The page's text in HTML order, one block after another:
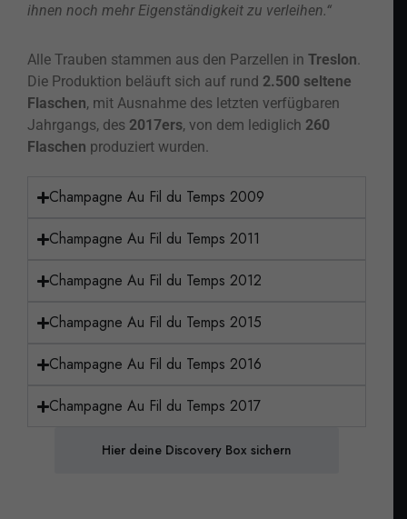
ihnen noch mehr Eigenständigkeit zu verleihen.“
Alle Trauben stammen aus den Parzellen in Treslon.
Die Produktion beläuft sich auf rund 2.500 seltene
Flaschen, mit Ausnahme des letzten verfügbaren
Jahrgangs, des 2017ers, von dem lediglich 260
Flaschen produziert wurden.
Champagne Au Fil du Temps 2009
Champagne Au Fil du Temps 2011
Champagne Au Fil du Temps 2012
Champagne Au Fil du Temps 2015
Champagne Au Fil du Temps 2016
Champagne Au Fil du Temps 2017
Hier deine Discovery Box sichern